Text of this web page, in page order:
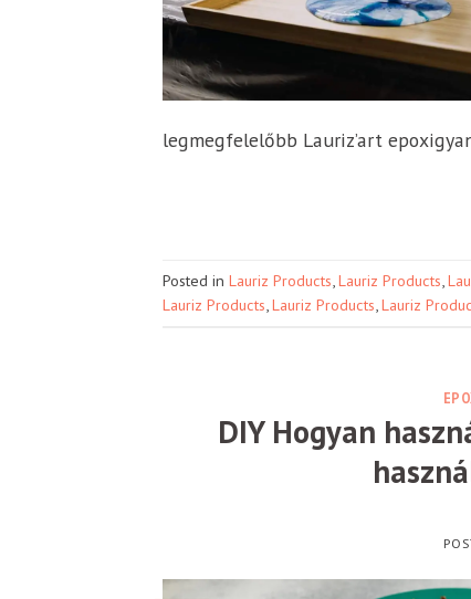
legmegfelelőbb Lauriz’art
Posted in Lauriz Products,Lauriz Products,
Lauriz Products,Lauriz Products,Lauriz
DIY Hogyan